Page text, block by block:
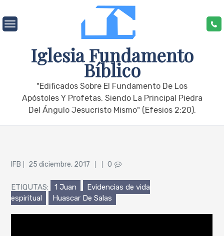
to
content
Iglesia Fundamento
Bíblico
"edificados Sobre El Fundamento De Los
Apóstoles Y Profetas, Siendo La Principal Piedra
Del Ángulo Jesucristo Mismo" (Efesios 2:20).
IFB
Posted
25 diciembre, 2017 0
ETIQUTAS: 1 Juan
Evidencias de vida
espiritual
Huascar De Salas